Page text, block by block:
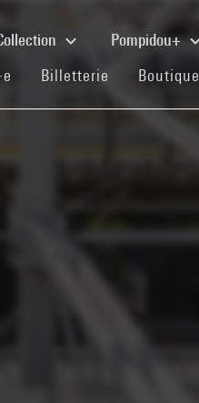
Pompidou+
(current)
Billetterie (current)
Boutique